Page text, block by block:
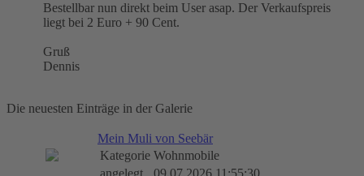
Bestellbar nun direkt beim User asap. Der Verkaufspreis
liegt bei 2 Euro + 90 Cent.
Gruß
Dennis
Die neuesten Einträge in der Galerie
Mein Muli von Seebär
Kategorie Wohnmobile